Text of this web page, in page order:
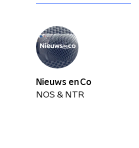
Nieuws en Co
NOS & NTR